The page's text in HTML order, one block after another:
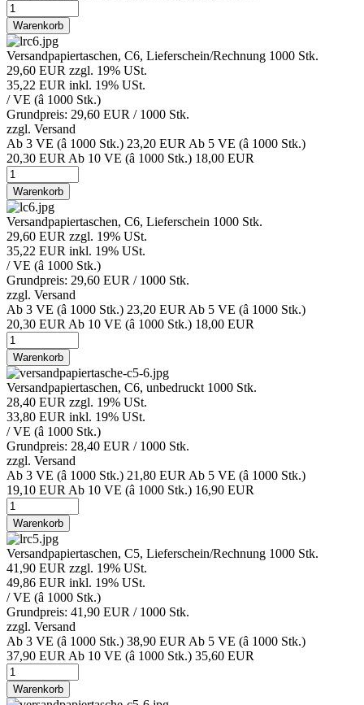
Warenkorb
Versandpapiertaschen, C6, Lieferschein/Rechnung 1000 Stk.
29,60 EUR zzgl. 19% USt.
35,22 EUR inkl. 19% USt.
/ VE (â 1000 Stk.)
Grundpreis: 29,60 EUR / 1000 Stk.
zzgl. Versand
Ab 3 VE (â 1000 Stk.) 23,20 EUR Ab 5 VE (â 1000 Stk.)
20,30 EUR Ab 10 VE (â 1000 Stk.) 18,00 EUR
Warenkorb
Versandpapiertaschen, C6, Lieferschein 1000 Stk.
29,60 EUR zzgl. 19% USt.
35,22 EUR inkl. 19% USt.
/ VE (â 1000 Stk.)
Grundpreis: 29,60 EUR / 1000 Stk.
zzgl. Versand
Ab 3 VE (â 1000 Stk.) 23,20 EUR Ab 5 VE (â 1000 Stk.)
20,30 EUR Ab 10 VE (â 1000 Stk.) 18,00 EUR
Warenkorb
Versandpapiertaschen, C6, unbedruckt 1000 Stk.
28,40 EUR zzgl. 19% USt.
33,80 EUR inkl. 19% USt.
/ VE (â 1000 Stk.)
Grundpreis: 28,40 EUR / 1000 Stk.
zzgl. Versand
Ab 3 VE (â 1000 Stk.) 21,80 EUR Ab 5 VE (â 1000 Stk.)
19,10 EUR Ab 10 VE (â 1000 Stk.) 16,90 EUR
Warenkorb
Versandpapiertaschen, C5, Lieferschein/Rechnung 1000 Stk.
41,90 EUR zzgl. 19% USt.
49,86 EUR inkl. 19% USt.
/ VE (â 1000 Stk.)
Grundpreis: 41,90 EUR / 1000 Stk.
zzgl. Versand
Ab 3 VE (â 1000 Stk.) 38,90 EUR Ab 5 VE (â 1000 Stk.)
37,90 EUR Ab 10 VE (â 1000 Stk.) 35,60 EUR
Warenkorb